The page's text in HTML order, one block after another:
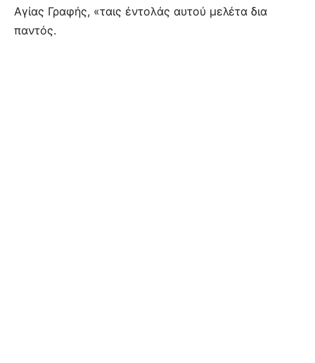
Αγίας Γραφής, «ταις έντολάς αυτού μελέτα δια
παντός.